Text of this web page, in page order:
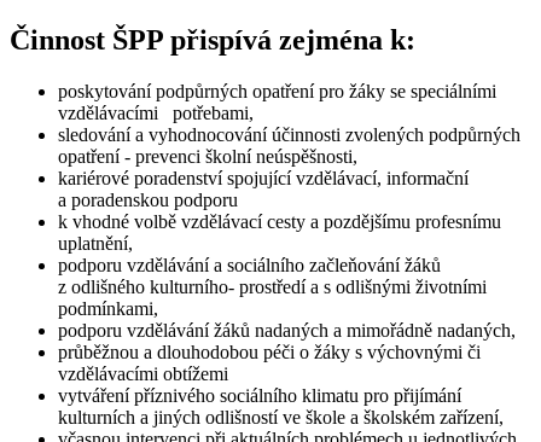
Činnost ŠPP přispívá zejména k:
poskytování podpůrných opatření pro žáky se speciálními
vzdělávacími potřebami,
sledování a vyhodnocování účinnosti zvolených podpůrných
opatření - prevenci školní neúspěšnosti,
kariérové poradenství spojující vzdělávací, informační
a poradenskou podporu
k vhodné volbě vzdělávací cesty a pozdějšímu profesnímu
uplatnění,
podporu vzdělávání a sociálního začleňování žáků
z odlišného kulturního- prostředí a s odlišnými životními
podmínkami,
podporu vzdělávání žáků nadaných a mimořádně nadaných,
průběžnou a dlouhodobou péči o žáky s výchovnými či
vzdělávacími obtížemi
vytváření příznivého sociálního klimatu pro přijímání
kulturních a jiných odlišností ve škole a školském zařízení,